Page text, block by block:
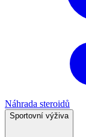
Náhrada steroidů
Sportovní výživa